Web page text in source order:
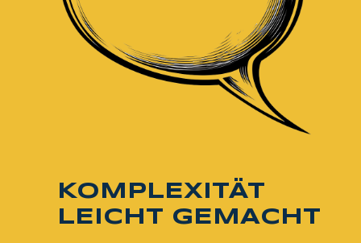
KOMPLEXITÄT
LEICHT GEMACHT